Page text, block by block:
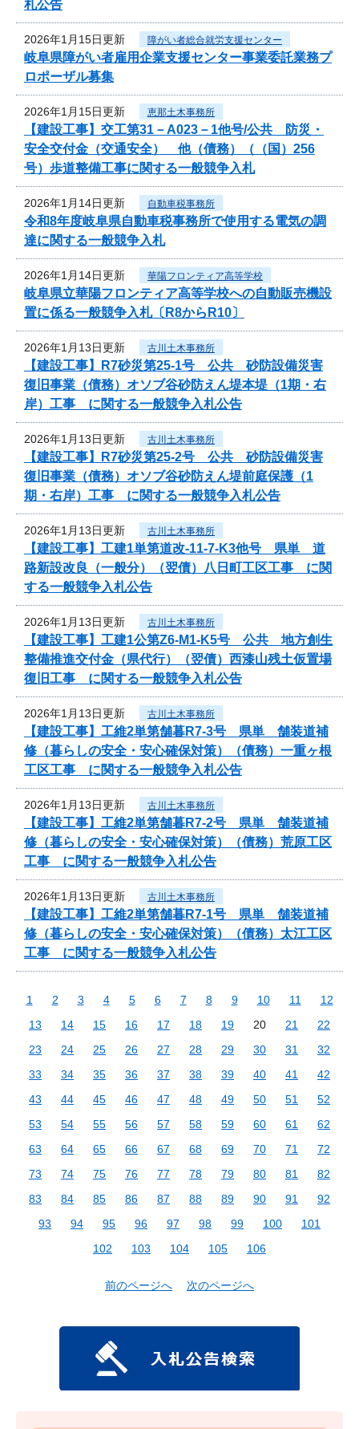
札公告
2026年1月15日更新 障がい者総合就労支援センター
岐阜県障がい者雇用企業支援センター事業委託業務プ
ロポーザル募集
2026年1月15日更新 恵那土木事務所
【建設工事】交工第31－A023－1他号/公共 防災・
安全交付金（交通安全） 他（債務）（（国）256
号）歩道整備工事に関する一般競争入札
2026年1月14日更新 自動車税事務所
令和8年度岐阜県自動車税事務所で使用する電気の調
達に関する一般競争入札
2026年1月14日更新 華陽フロンティア高等学校
岐阜県立華陽フロンティア高等学校への自動販売機設
置に係る一般競争入札〔R8からR10〕
2026年1月13日更新 古川土木事務所
【建設工事】R7砂災第25-1号 公共 砂防設備災害
復旧事業（債務）オソブ谷砂防えん堤本堤（1期・右
岸）工事 に関する一般競争入札公告
2026年1月13日更新 古川土木事務所
【建設工事】R7砂災第25-2号 公共 砂防設備災害
復旧事業（債務）オソブ谷砂防えん堤前庭保護（1
期・右岸）工事 に関する一般競争入札公告
2026年1月13日更新 古川土木事務所
【建設工事】工建1単第道改-11-7-K3他号 県単 道
路新設改良（一般分）（翌債）八日町工区工事 に関
する一般競争入札公告
2026年1月13日更新 古川土木事務所
【建設工事】工建1公第Z6-M1-K5号 公共 地方創生
整備推進交付金（県代行）（翌債）西漆山残土仮置場
復旧工事 に関する一般競争入札公告
2026年1月13日更新 古川土木事務所
【建設工事】工維2単第舗暮R7-3号 県単 舗装道補
修（暮らしの安全・安心確保対策）（債務）一重ヶ根
工区工事 に関する一般競争入札公告
2026年1月13日更新 古川土木事務所
【建設工事】工維2単第舗暮R7-2号 県単 舗装道補
修（暮らしの安全・安心確保対策）（債務）荒原工区
工事 に関する一般競争入札公告
2026年1月13日更新 古川土木事務所
【建設工事】工維2単第舗暮R7-1号 県単 舗装道補
修（暮らしの安全・安心確保対策）（債務）太江工区
工事 に関する一般競争入札公告
1 2 3 4 5 6 7 8 9 10 11
12
13
14 15 16 17 18 19 20 21
22
23
24 25 26 27 28 29 30 31
32
33
34 35 36 37 38 39 40 41
42
43
44 45 46 47 48 49 50 51
52
53
54 55 56 57 58 59 60 61
62
63
64 65 66 67 68 69 70 71
72
73
74 75 76 77 78 79 80 81
82
83
84 85 86 87 88 89 90 91
92
93
94 95 96 97 98 99 100
101
102
103 104 105 106
前のページへ 次のページへ